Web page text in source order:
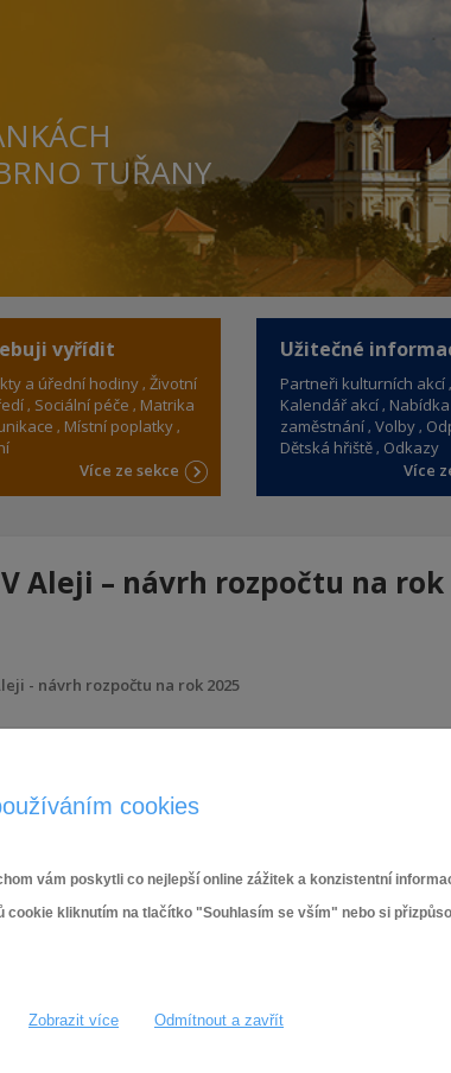
cookies
vám poskytli co nejlepší online zážitek a konzistentní
kliknutím na tlačítko "Souhlasím se vším" nebo si
Zobrazit více Odmítnout a zavřít
TUŘANY
vyřídit
a úřední hodiny Životní
Sociální péče
Matrika
Místní poplatky
Více ze sekce
Užitečné
Partneři kulturních akcí
Kalendář akcí Nabídka
zaměstnání Volby
Dětská hřiště Odkazy
Více
V Aleji – návrh rozpočtu na rok
- návrh rozpočtu na rok 2025